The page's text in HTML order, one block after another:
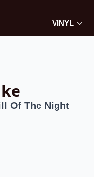
VINYL
Of The Night